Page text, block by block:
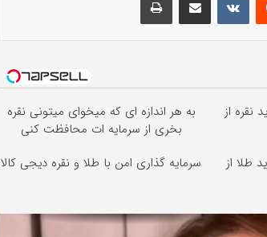
نقره از
به هر اندازه ای که میخوای میتونی نقره
بخری از سرمایه ات محافظت کنی
طلا از
سرمایه گذاری امن با طلا و نقره دیجی کالا